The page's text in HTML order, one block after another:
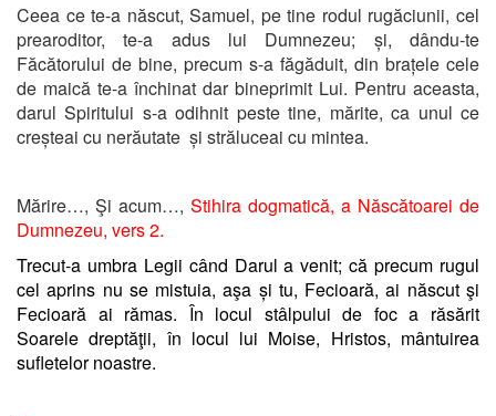
Ceea ce te-a născut, Samuel, pe tine rodul rugăciunii, cel
prearoditor, te-a adus lui Dumnezeu; și, dându-te
Făcătorului de bine, precum s-a făgăduit, din brațele cele
de maică te-a închinat dar bineprimit Lui. Pentru aceasta,
darul Spiritului s-a odihnit peste tine, mărite, ca unul ce
creșteai cu nerăutate și străluceai cu mintea.
Mărire…, Şi acum…, Stihira dogmatică, a Născătoarei de
Dumnezeu, vers 2.
Trecut-a umbra Legii când Darul a venit; că precum rugul
cel aprins nu se mistuia, aşa și tu, Fecioară, ai născut şi
Fecioară ai rămas. În locul stâlpului de foc a răsărit
Soarele dreptăţii, în locul lui Moise, Hristos, mântuirea
sufletelor noastre.